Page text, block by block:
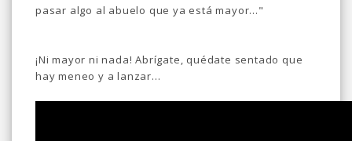
pasar algo al abuelo que ya está mayor..."
¡Ni mayor ni nada! Abrígate, quédate sentado que
hay meneo y a lanzar...